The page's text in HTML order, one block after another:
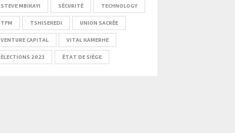
STEVE MBIKAYI SÉCURITÉ TECHNOLOGY
TFM TSHISEKEDI UNION SACRÉE
VENTURE CAPITAL VITAL KAMERHE
ÉLECTIONS 2023 ÉTAT DE SIÈGE